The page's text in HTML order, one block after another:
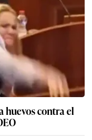
huevos contra el